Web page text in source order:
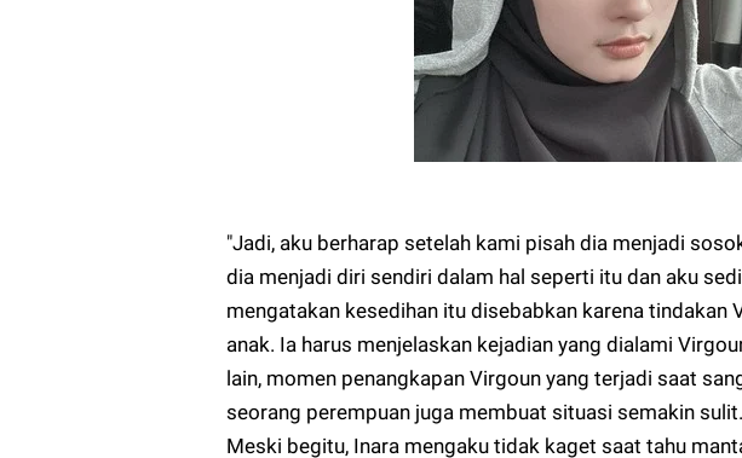
"Jadi, aku berharap setelah kami pisah dia menjadi
dia menjadi diri sendiri dalam hal seperti itu dan aku
mengatakan kesedihan itu disebabkan karena tindakan
anak. Ia harus menjelaskan kejadian yang dialami
lain, momen penangkapan Virgoun yang terjadi saat
seorang perempuan juga membuat situasi semakin sulit.
Meski begitu, Inara mengaku tidak kaget saat tahu